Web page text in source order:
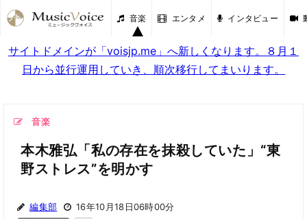
音楽 エンタメ インタビュー
サイトドメインが「voisjp.me」へ新しくなります。８月１
日から並行運用していき、順次移行してまいります。
音楽
本木雅弘「私の存在を抹殺していた」“東
野ストレス”を明かす
編集部 16年10月18日06時00分